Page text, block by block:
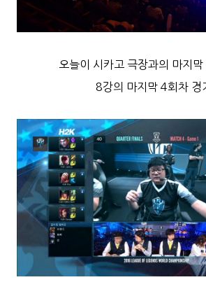
오늘이 시카고 극장과의 마지
8강의 마지막 4회차 경